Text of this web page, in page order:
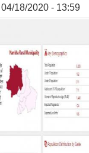
04/18/2020 - 13:59